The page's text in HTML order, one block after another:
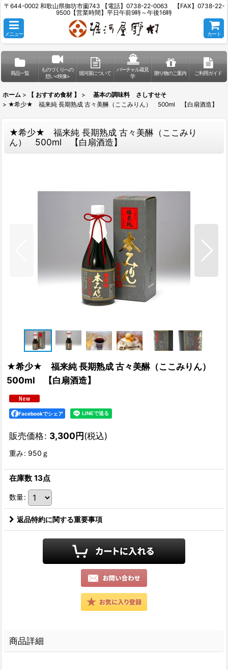
〒644-0002 和歌山県御坊市薗743 【電話】0738-22-0063 【FAX】0738-22-
9500【営業時間】平日午前9時～午後16時
メニュー カート
商品一覧
ものづくりへの
想い<映像>
堀河屋について
バーチャル蔵見
学
贈り物のご案内 ご利用ガイド
ホーム > 【 おすすめ食材 】 >
基本の調味料 さしすせそ
> ★希少★ 福来純 長期熟成 古々美醂（ここみりん） 500ml 【白扇酒造】
★希少★ 福来純 長期熟成 古々美醂（ここみり
ん） 500ml 【白扇酒造】
★希少★ 福来純 長期熟成 古々美醂（ここみりん）
500ml 【白扇酒造】
Facebookでシェア
販売価格: 3,300円(税込)
重み: 950ｇ
在庫数 13点
数量:
返品特約に関する重要事項
商品詳細